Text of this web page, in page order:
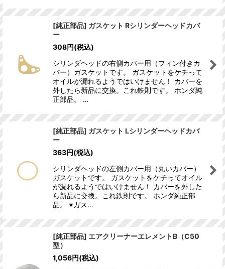
[純正部品] ガスケット Rシリンダーヘッドカバ
ー
308円(税込)
シリンダヘッドの右側カバー用（フィン付きカ
バー）ガスケットです。 ガスケットをケチって
オイルが漏れるようではいけません！ カバーを
外したら新品に交換。これ鉄則です。 ホンダ純
正部品。 …
[純正部品] ガスケット Lシリンダーヘッドカバ
ー
363円(税込)
シリンダヘッドの左側カバー用（丸いカバー）
ガスケットです。 ガスケットをケチってオイル
が漏れるようではいけません！ カバーを外した
ら新品に交換。これ鉄則です。 ホンダ純正部
品。 ※ガス…
[純正部品] エアクリーナーエレメントB（C50
型）
1,056円(税込)